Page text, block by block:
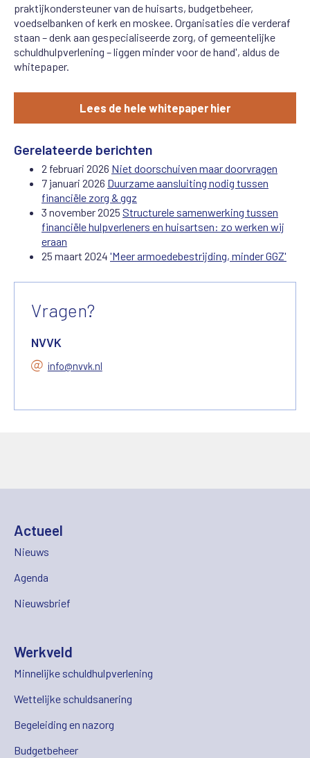
praktijkondersteuner van de huisarts, budgetbeheer,
voedselbanken of kerk en moskee. Organisaties die verderaf
staan – denk aan gespecialiseerde zorg, of gemeentelijke
schuldhulpverlening – liggen minder voor de hand', aldus de
whitepaper.
Lees de hele whitepaper hier
Gerelateerde berichten
2 februari 2026 Niet doorschuiven maar doorvragen
7 januari 2026 Duurzame aansluiting nodig tussen
financiële zorg & ggz
3 november 2025 Structurele samenwerking tussen
financiële hulpverleners en huisartsen: zo werken wij
eraan
25 maart 2024 'Meer armoedebestrijding, minder GGZ'
Vragen?
NVVK
info@nvvk.nl
Actueel
Nieuws
Agenda
Nieuwsbrief
Werkveld
Minnelijke schuldhulpverlening
Wettelijke schuldsanering
Begeleiding en nazorg
Budgetbeheer